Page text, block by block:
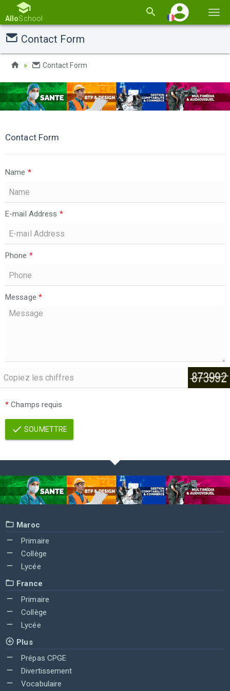
la
AlloSchool
Contact Form
Contact Form
Contact Form
Name *
E-mail Address *
Phone *
Message *
* Champs requis
SOUMETTRE
Maroc
Primaire
Collège
Lycée
France
Primaire
Collège
Lycée
Plus
Prépas CPGE
Divertissement
Vocabulaire